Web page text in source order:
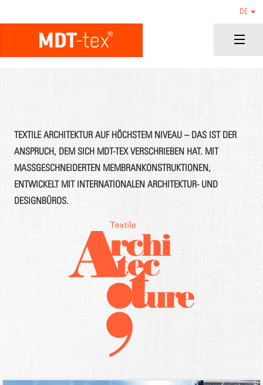
DE
TEXTILE ARCHITEKTUR AUF HÖCHSTEM NIVEAU – DAS IST DER
ANSPRUCH, DEM SICH MDT-TEX VERSCHRIEBEN HAT. MIT
MASSGESCHNEIDERTEN MEMBRANKONSTRUKTIONEN, E
NTWICKELT MIT INTERNATIONALEN ARCHITEKTUR- UND D
ESIGNBÜROS.